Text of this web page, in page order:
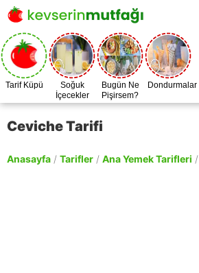
Tarif Küpü
Soğuk
İçecekler
Bugün Ne
Pişirsem?
Dondurmalar
Ceviche Tarifi
Anasayfa / Tarifler / Ana Yemek Tarifleri /